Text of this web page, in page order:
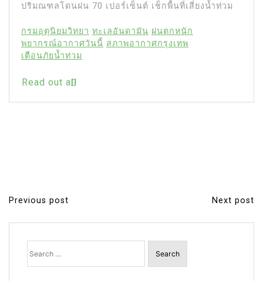
ปริมณฑลโดนฝน 70 เปอร์เซ็นต์ เช็กพื้นที่เสี่ยงน้ำท่วม
กรมอุตุนิยมวิทยา ทะเลอันดามัน ฝนตกหนัก
พยากรณ์อากาศวันนี้ สภาพอากาศกรุงเทพ
เตือนภัยน้ำท่วม
Read out all
P
o
Previous post Next post
Search
for: